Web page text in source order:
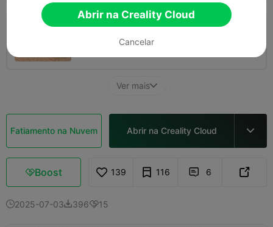
0.2mm layer, 2 walls, 15% infill
Ver mais
Fatiamento na Nuvem Abrir na Creality Cloud 
Boost 139 116  6 
2025-07-0339615
Abrir na Creality Cloud
Cancelar